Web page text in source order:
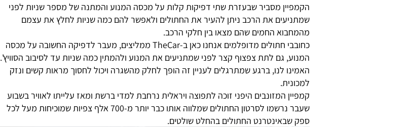
הקמפיין מסביר שבעזרת שתי דפיקות קלות על מכסה המנוע והמתנה של מספר שניות לפני
שמתניעים את הרכב ניתן להעיר את החתולים ולאפשר להם כמה שניות לחלץ את עצמם
מהמחבוא החמים שהם מצאו בין חלקי הרכב.
כחובבי חתולים מדופלמים אנחנו כאן ב-TheCar ממליצים, מעבר לדפיקה החשובה על מכסה
המנוע, גם לתת צפצוף קצר לפני שמתניעים את המנוע ולהמתין כמה שניות עד לסיבוב הסוויץ'.
האמינו לנו, ברגע שמתרגלים לעניין זה הופך לחלק מהשגרה ויכול לחסוך מראות קשים ונזק
למכונית.
קמפיין המזונבים היפני זוכה לתפוצה ויראלית נרחבת למדי ברשת ומאז עלייתו לאוויר בשבוע
שעבר נרשמו לסרטון החתולים שמלווה אותו כבר יותר מ-700 אלף צפיות שמוכיחות מעל לכל
ספק שבאינטרנט החתולים בהחלט שולטים.